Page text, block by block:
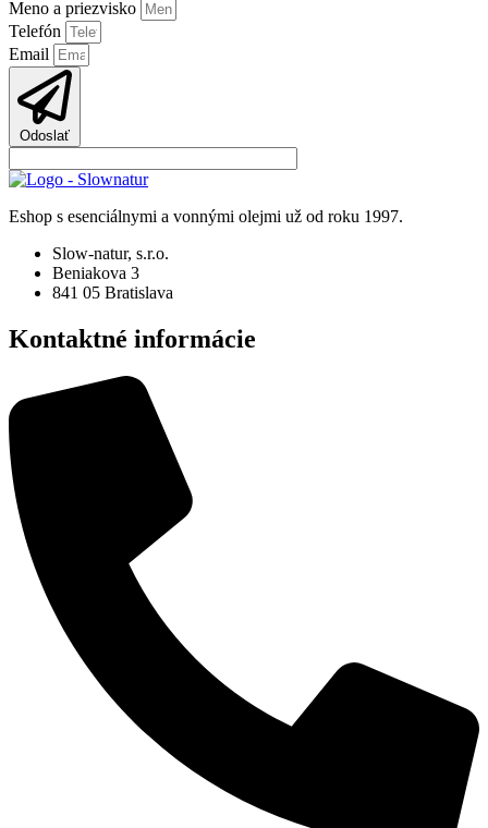
Meno a priezvisko
Telefón
Email
Odoslať
Eshop s esenciálnymi a vonnými olejmi už od roku 1997.
Slow-natur, s.r.o.
Beniakova 3
841 05 Bratislava
Kontaktné informácie